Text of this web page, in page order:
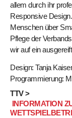
allem durch ihr
Responsive
Menschen über
Pflege der
wir auf ein
Design: Tanja
Programmierung:
TTV >
INFORMATION